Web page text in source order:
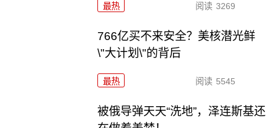
最热 阅读 3269
766亿买不来安全？美核潜光鲜
\"大计划\"的背后
最热 阅读 5545
被俄导弹天天“洗地”，泽连斯基还